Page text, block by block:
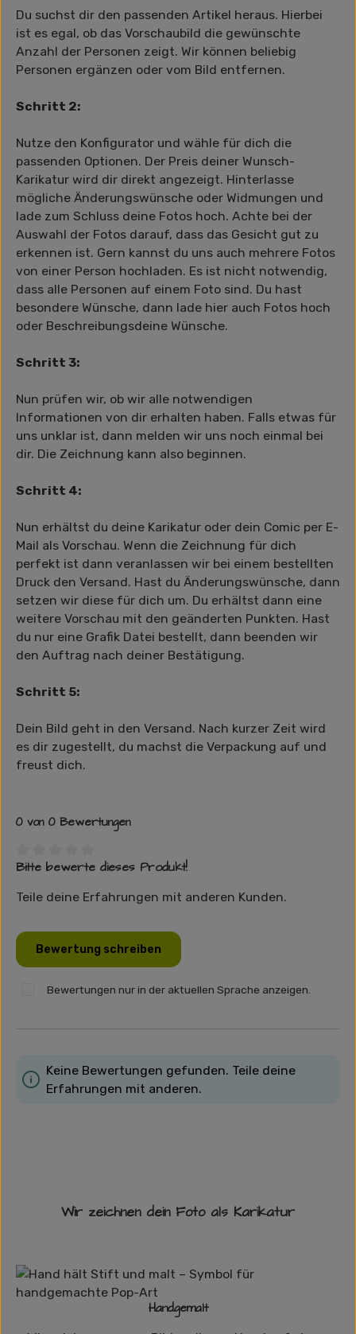
Du suchst dir den passenden Artikel heraus. Hierbei
ist es egal, ob das Vorschaubild die gewünschte
Anzahl der Personen zeigt. Wir können beliebig
Personen ergänzen oder vom Bild entfernen.
Schritt 2:
Nutze den Konfigurator und wähle für dich die
passenden Optionen. Der Preis deiner Wunsch-
Karikatur wird dir direkt angezeigt. Hinterlasse
mögliche Änderungswünsche oder Widmungen und
lade zum Schluss deine Fotos hoch. Achte bei der
Auswahl der Fotos darauf, dass das Gesicht gut zu
erkennen ist. Gern kannst du uns auch mehrere Fotos
von einer Person hochladen. Es ist nicht notwendig,
dass alle Personen auf einem Foto sind. Du hast
besondere Wünsche, dann lade hier auch Fotos hoch
oder Beschreibungsdeine Wünsche.
Schritt 3:
Nun prüfen wir, ob wir alle notwendigen
Informationen von dir erhalten haben. Falls etwas für
uns unklar ist, dann melden wir uns noch einmal bei
dir. Die Zeichnung kann also beginnen.
Schritt 4:
Nun erhältst du deine Karikatur oder dein Comic per E-
Mail als Vorschau. Wenn die Zeichnung für dich
perfekt ist dann veranlassen wir bei einem bestellten
Druck den Versand. Hast du Änderungswünsche, dann
setzen wir diese für dich um. Du erhältst dann eine
weitere Vorschau mit den geänderten Punkten. Hast
du nur eine Grafik Datei bestellt, dann beenden wir
den Auftrag nach deiner Bestätigung.
Schritt 5:
Dein Bild geht in den Versand. Nach kurzer Zeit wird
es dir zugestellt, du machst die Verpackung auf und
freust dich.
0 von 0 Bewertungen
Durchschnittliche Bewertung von 0 von 5 Sternen
Bitte bewerte dieses Produkt!
Teile deine Erfahrungen mit anderen Kunden.
Bewertung schreiben
Bewertungen nur in der aktuellen Sprache anzeigen.
Keine Bewertungen gefunden. Teile deine
Erfahrungen mit anderen.
Wir zeichnen dein Foto als Karikatur
Handgemalt